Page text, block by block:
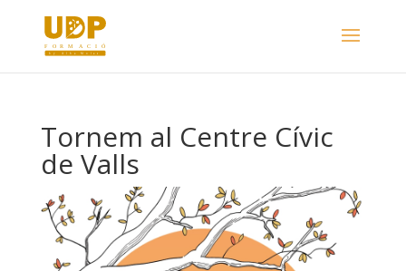
Tornem al Centre Cívic
de Valls